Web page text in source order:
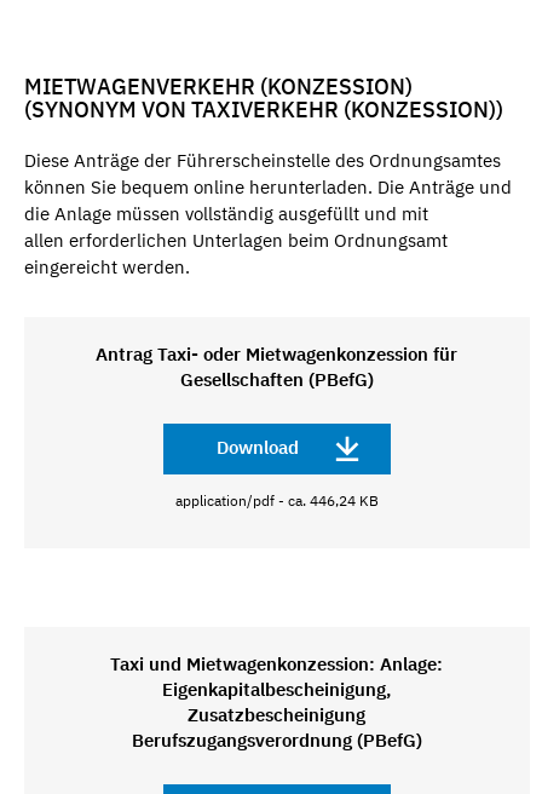
MIETWAGENVERKEHR (KONZESSION)
(SYNONYM VON TAXIVERKEHR (KONZESSION))
Diese Anträge der Führerscheinstelle des Ordnungsamtes
können Sie bequem online herunterladen. Die Anträge und
die Anlage müssen vollständig ausgefüllt und mit
allen erforderlichen Unterlagen beim Ordnungsamt
eingereicht werden.
Antrag Taxi- oder Mietwagenkonzession für
Gesellschaften (PBefG)
Download
application/pdf - ca. 446,24 KB
Taxi und Mietwagenkonzession: Anlage:
Eigenkapitalbescheinigung,
Zusatzbescheinigung
Berufszugangsverordnung (PBefG)